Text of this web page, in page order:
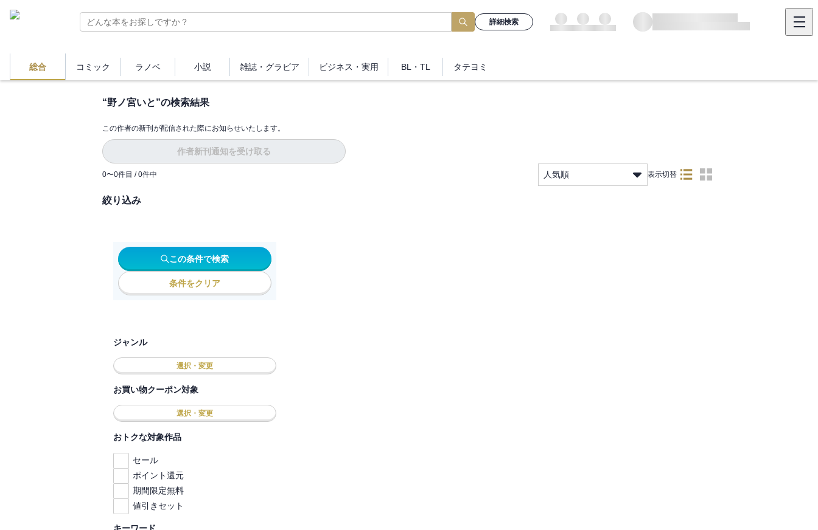
詳細検索
総合 コミック ラノベ 小説 雑誌・ グラビア ビジネス ・実用 BL・TL タテヨミ
“野ノ宮いと”の検索結果
この作者の新刊が配信された際にお知らせいたします。
作者新刊通知を受け取る
0〜0件目 / 0件中 人気順 表示切替
絞り込み
この条件で検索
条件をクリア
ジャンル
選択・変更
お買い物クーポン対象
選択・変更
おトクな対象作品
セール
ポイント還元
期間限定無料
値引きセット